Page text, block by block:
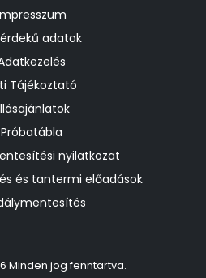
adatok
Tájékoztató
Próbatábla
nyilatkozat
és tantermi előadások
Minden jog fenntartva.